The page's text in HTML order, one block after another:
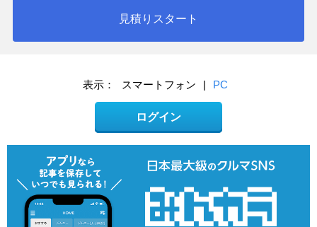
見積りスタート
表示： スマートフォン | PC
ログイン